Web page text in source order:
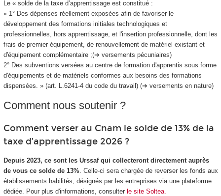
Le « solde de la taxe d’apprentissage est constitué :
« 1° Des dépenses réellement exposées afin de favoriser le
développement des formations initiales technologiques et
professionnelles, hors apprentissage, et l'insertion professionnelle, dont les
frais de premier équipement, de renouvellement de matériel existant et
d'équipement complémentaire ;(➔ versements pécuniaires)
2° Des subventions versées au centre de formation d'apprentis sous forme
d'équipements et de matériels conformes aux besoins des formations
dispensées. » (art. L.6241-4 du code du travail) (➔ versements en nature)
Comment nous soutenir ?
Comment verser au Cnam le solde de 13% de la
taxe d’apprentissage 2026 ?
Depuis 2023, ce sont les Urssaf qui collecteront directement auprès
de vous ce solde de 13%. Celle-ci sera chargée de reverser les fonds aux
établissements habilités, désignés par les entreprises via une plateforme
dédiée. Pour plus d'informations, consulter le site Soltea.